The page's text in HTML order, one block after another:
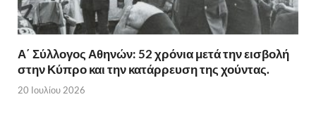
Α΄ Σύλλογος Αθηνών: 52 χρόνια μετά την εισβολή
στην Κύπρο και την κατάρρευση της χούντας.
20 Ιουλίου 2026